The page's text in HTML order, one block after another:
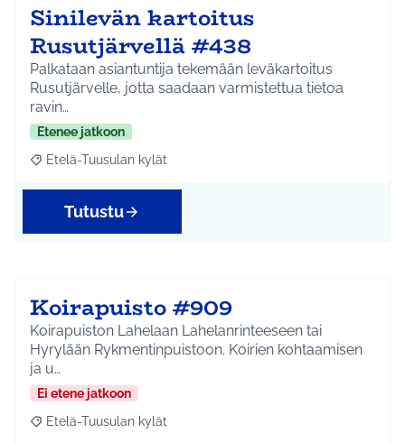
Sinilevän kartoitus
Rusutjärvellä #438
Palkataan asiantuntija tekemään leväkartoitus
Rusutjärvelle, jotta saadaan varmistettua tietoa
ravin…
Etenee jatkoon
Rajaa tulokset aihepiirin mukaan: Etelä-Tuusulan kylät
Etelä-Tuusulan kylät
Tutustu
Koirapuisto #909
Koirapuiston Lahelaan Lahelanrinteeseen tai
Hyrylään Rykmentinpuistoon. Koirien kohtaamisen
ja u…
Ei etene jatkoon
Rajaa tulokset aihepiirin mukaan: Etelä-Tuusulan kylät
Etelä-Tuusulan kylät